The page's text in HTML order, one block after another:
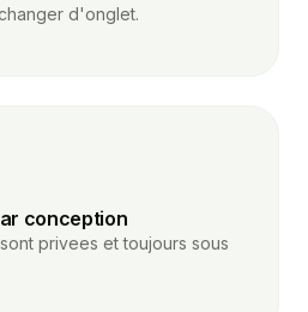
d'onglet.
conception
privees et toujours sous